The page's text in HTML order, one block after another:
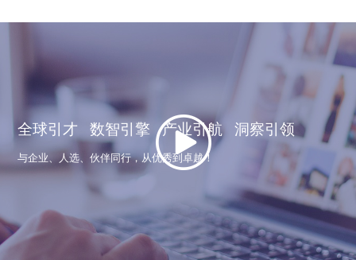
全球引才 数智引擎 产业引航 洞察引领
与企业、人选、伙伴同行，从优秀到卓越！